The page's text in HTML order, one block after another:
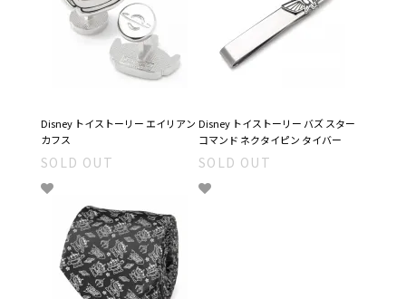
Disney トイストーリー エイリアン
カフス
SOLD OUT
Disney トイストーリー バズ スター
コマンド ネクタイピン タイバー
SOLD OUT